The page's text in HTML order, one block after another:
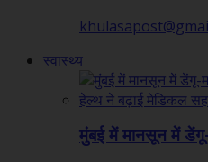
स्वास्थ्य
मुंबई में मानसून में